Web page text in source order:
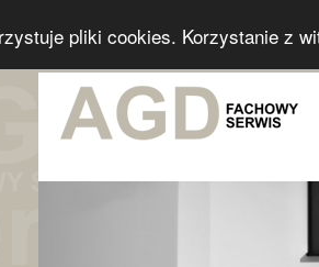
pliki cookies. Korzystanie z